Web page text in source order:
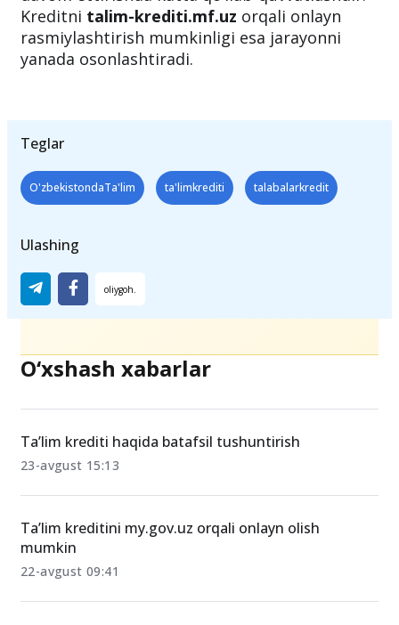
Kreditni talim-krediti.mf.uz orqali onlayn
rasmiylashtirish mumkinligi esa jarayonni
yanada osonlashtiradi.
Teglar
O'zbekistondaTa'lim ta'limkrediti talabalarkredit
Ulashing
O‘xshash xabarlar
Ta’lim krediti haqida batafsil tushuntirish
23-avgust 15:13
Taʼlim kreditini my.gov.uz orqali onlayn olish
mumkin
22-avgust 09:41